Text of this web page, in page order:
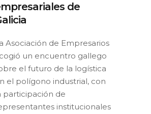
de
Asociación de Empresarios
un encuentro gallego
el futuro de la logística
el polígono industrial, con
participación de
institucionales